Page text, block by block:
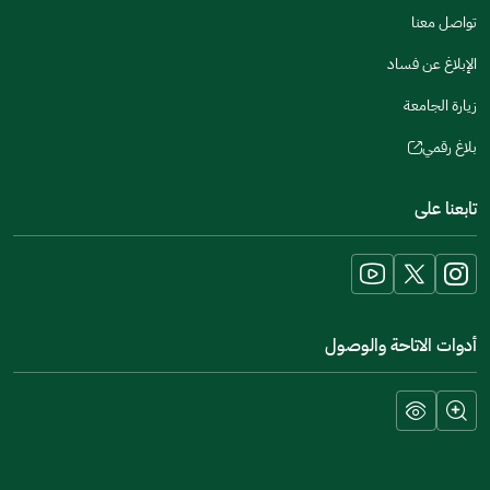
تواصل معنا
الإبلاغ عن فساد
زيارة الجامعة
بلاغ رقمي
(opens
new
window)
تابعنا على
أدوات الاتاحة والوصول